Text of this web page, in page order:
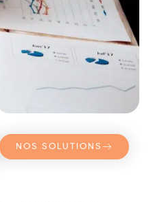
NOS SOLUTIONS